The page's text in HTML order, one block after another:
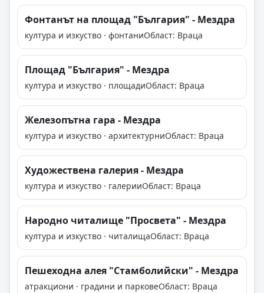
Фонтанът на площад "България" - Мездра
култура и изкуство · фонтаниОбласт: Враца
Площад "България" - Мездра
култура и изкуство · площадиОбласт: Враца
Железопътна гара - Мездра
култура и изкуство · архитектурниОбласт: Враца
Художествена галерия - Мездра
култура и изкуство · галерииОбласт: Враца
Народно читалище "Просвета" - Мездра
култура и изкуство · читалищаОбласт: Враца
Пешеходна алея "Стамболийски" - Мездра
атракциони · градини и парковеОбласт: Враца